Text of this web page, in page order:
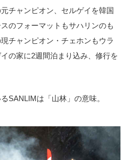
チャンピオン、セルゲイを韓国
のフォーマットもサハリンのも
チャンピオン・チェホンもウラ
の家に2週間泊まり込み、修行を
SANLIMは「山林」の意味。